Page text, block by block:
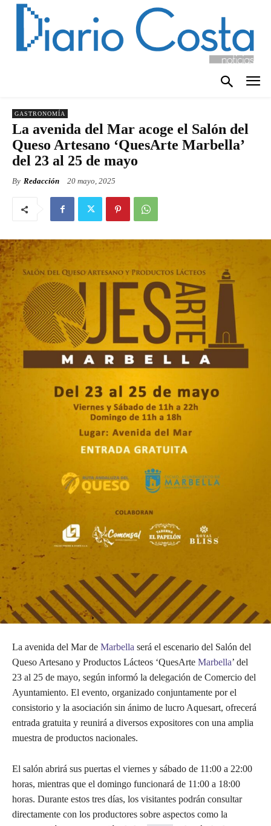
GASTRONOMÍA
La avenida del Mar acoge el Salón del
Queso Artesano ‘QuesArte Marbella’
del 23 al 25 de mayo
By Redacción 20 mayo, 2025
La avenida del Mar de Marbella será el escenario del Salón del
Queso Artesano y Productos Lácteos ‘QuesArte Marbella’ del
23 al 25 de mayo, según informó la delegación de Comercio del
Ayuntamiento. El evento, organizado conjuntamente por el
consistorio y la asociación sin ánimo de lucro Aquesart, ofrecerá
entrada gratuita y reunirá a diversos expositores con una amplia
muestra de productos nacionales.
El salón abrirá sus puertas el viernes y sábado de 11:00 a 22:00
horas, mientras que el domingo funcionará de 11:00 a 18:00
horas. Durante estos tres días, los visitantes podrán consultar
directamente con los productores sobre aspectos como la